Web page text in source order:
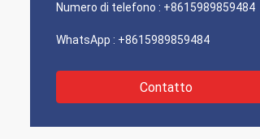
Numero di telefono : +8615989859484
WhatsApp : +8615989859484
Contatto